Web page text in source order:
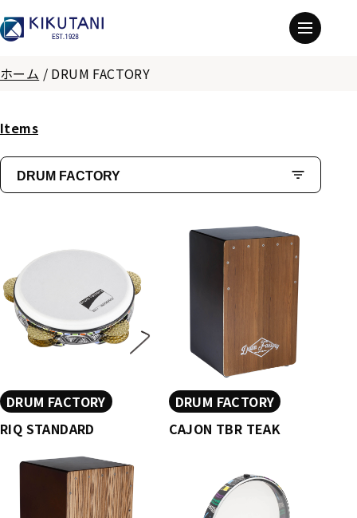
ホーム / DRUM FACTORY
Items
DRUM FACTORY
DRUM FACTORY
RIQ STANDARD
DRUM FACTORY
CAJON TBR TEAK